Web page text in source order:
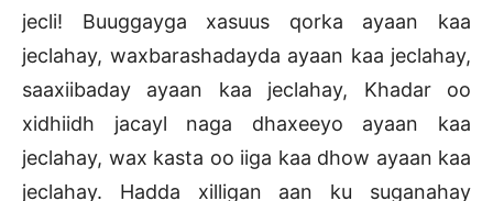
jecli! Buuggayga xasuus qorka ayaan kaa
jeclahay, waxbarashadayda ayaan kaa jeclahay,
saaxiibaday ayaan kaa jeclahay, Khadar oo
xidhiidh jacayl naga dhaxeeyo ayaan kaa
jeclahay, wax kasta oo iiga kaa dhow ayaan kaa
jeclahay. Hadda xilligan aan ku suganahay